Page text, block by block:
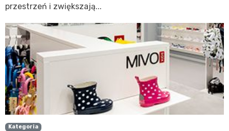
przestrzeń i zwiększają...
Kategoria